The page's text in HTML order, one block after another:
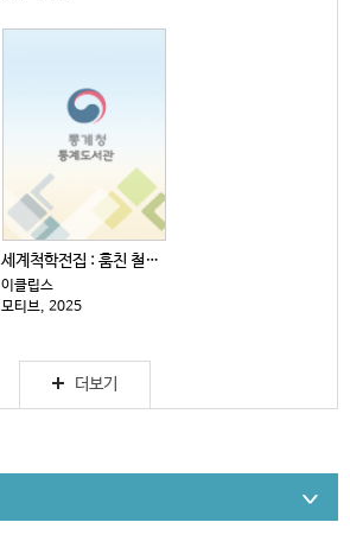
세계척학전집 : 훔친 철학 편
이클립스
모티브, 2025
더보기